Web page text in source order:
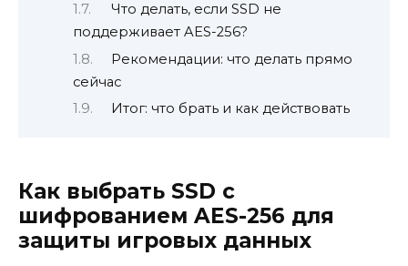
Что делать, если SSD не
поддерживает AES-256?
Рекомендации: что делать прямо
сейчас
Итог: что брать и как действовать
Как выбрать SSD с
шифрованием AES-256 для
защиты игровых данных